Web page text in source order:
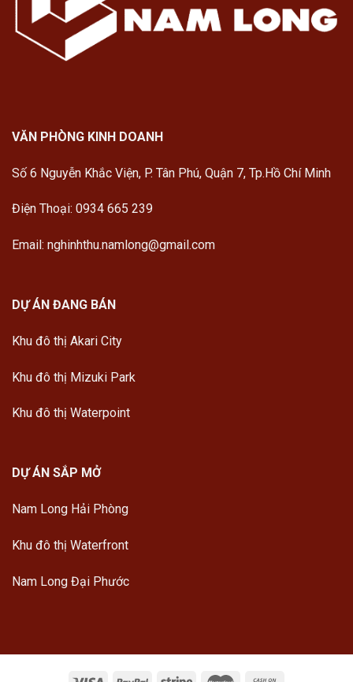
VĂN PHÒNG KINH DOANH
Số 6 Nguyễn Khắc Viện, P. Tân Phú, Quận 7, Tp.Hồ Chí Minh
Điện Thoại: 0934 665 239
Email: nghinhthu.namlong@gmail.com
DỰ ÁN ĐANG BÁN
Khu đô thị Akari City
Khu đô thị Mizuki Park
Khu đô thị Waterpoint
DỰ ÁN SẮP MỞ
Nam Long Hải Phòng
Khu đô thị Waterfront
Nam Long Đại Phước